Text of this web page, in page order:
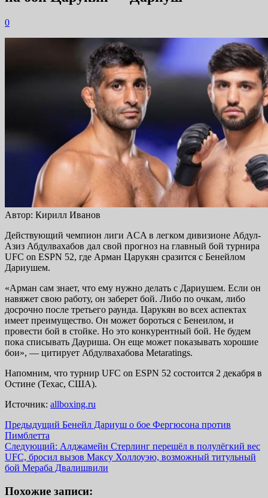
0
Автор: Кирилл Иванов
Действующий чемпион лиги ACA в легком дивизионе Абдул-
Азиз Абдулвахабов дал свой прогноз на главный бой турнира
UFC on ESPN 52, где Арман Царукян сразится с Бенейлом
Дариушем.
«Арман сам знает, что ему нужно делать с Дариушем. Если он
навяжет свою работу, он заберет бой. Либо по очкам, либо
досрочно после третьего раунда. Царукян во всех аспектах
имеет преимущество. Он может бороться с Бенеилом, и
провести бой в стойке. Но это конкурентный бой. Не будем
пока списывать Дауриша. Он еще может показывать хорошие
бои», — цитирует Абдулвахабова Metaratings.
Напомним, что турнир UFC on ESPN 52 состоится 2 декабря в
Остине (Техас, США).
Источник: allboxing.ru
Навигация
записи
Предыдущий Бенейл Дариуш о бое Фергюсона против
Пимблетта
Следующий: Алджамейн Стерлинг перешёл в полулёгкий вес
UFC, бросил вызов Максу Холлоуэю, возможный титульный
бой Мераба Двалишвили
Похожие записи: